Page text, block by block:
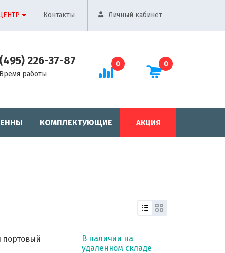
Контакты Личный кабинет
226-37-87
Время работы
0 0
КОМПЛЕКТУЮЩИЕ АКЦИЯ
портовый
В наличии на
удаленном складе